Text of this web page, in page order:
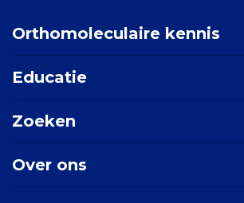
Orthomoleculaire kennis
Nutriënten-index
Indicatie-index
Nieuws
Educatie
E-learning: Basisprincipes orthomoleculaire
Mondgezondheid
Zoeken
Zoek een indicatie
Zoek een nutriënt
Over ons